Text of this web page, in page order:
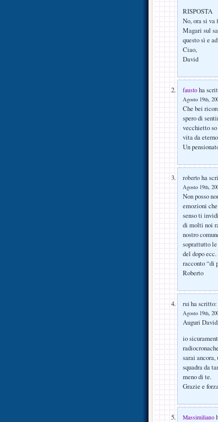
RISPOSTA
No, ora si va
Magari sul
questo sì e
Ciao,
David
fausto ha
Agosto 19th,
Che bei
spero di
vecchietto
vita da
Un
roberto ha
Agosto 19th,
Non posso
emozioni
senso ti
di molti noi
nostro
soprattutto
del dopo
racconto “di
Roberto
rui ha scritto:
Agosto 19th,
Auguri
io
sarai
squadra da
meno di te.
Grazie e
Massimiliano